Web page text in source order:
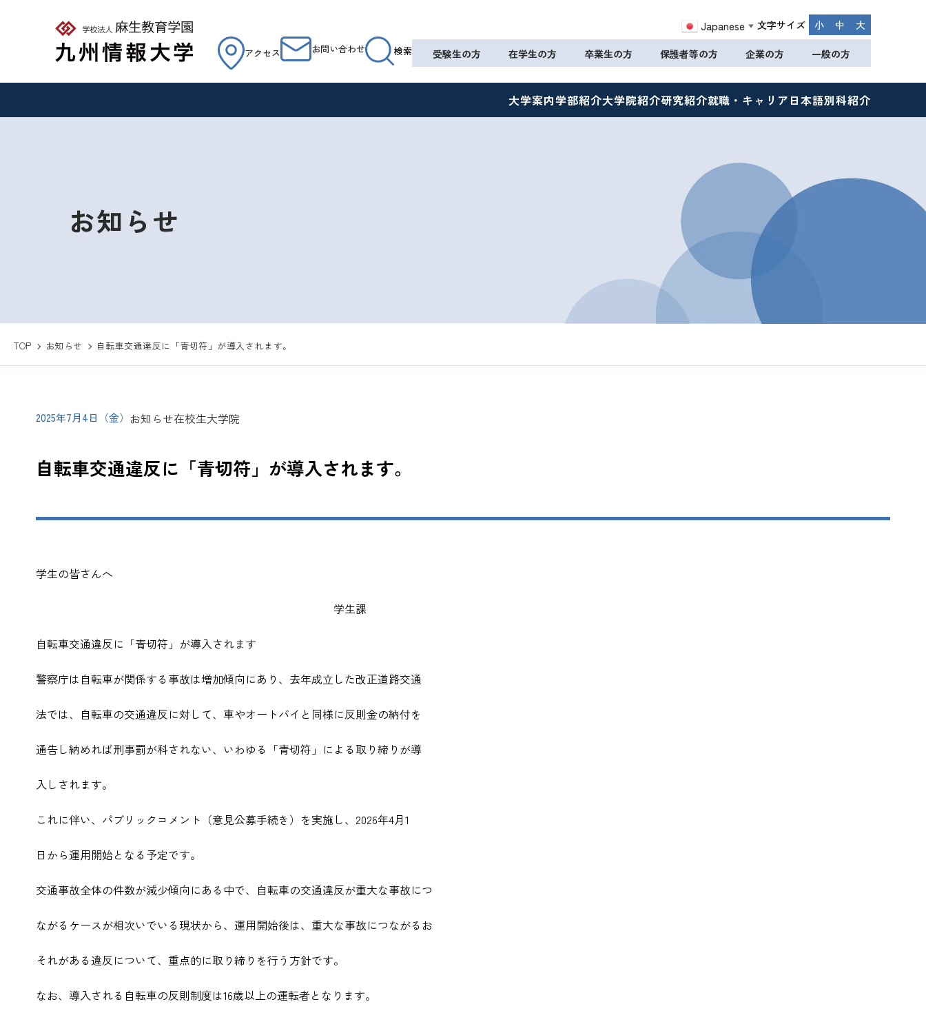
Japanese ▼ 文字サイズ 小 中 大
アクセス お問い合わせ 検索 受験生の方 在学生の方 卒業生の方 保護者等の方 企業の方 一般の方
大学案内学部紹介大学院紹介研究紹介就職・キャリア 日本語別科紹介
お知らせ
TOP お知らせ 自転車交通違反に「青切符」が導入されます。
2025年7月4日（金） お知らせ在校生大学院
自転車交通違反に「青切符」が導入されます。
学生の皆さんへ
学生課
自転車交通違反に「青切符」が導入されます
警察庁は自転車が関係する事故は増加傾向にあり、去年成立した改正道路交通
法では、自転車の交通違反に対して、車やオートバイと同様に反則金の納付を
通告し納めれば刑事罰が科されない、いわゆる「青切符」による取り締りが導
入しされます。
これに伴い、パブリックコメント（意見公募手続き）を実施し、2026年4月1
日から運用開始となる予定です。
交通事故全体の件数が減少傾向にある中で、自転車の交通違反が重大な事故につ
ながるケースが相次いでいる現状から、運用開始後は、重大な事故につながるお
それがある違反について、重点的に取り締りを行う方針です。
なお、導入される自転車の反則制度は16歳以上の運転者となります。